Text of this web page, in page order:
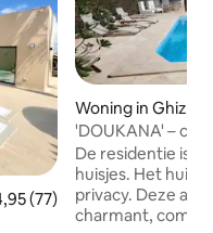
beoordeling van
(77)
Woning in Ghizen
'DOUKANA' –
huis met
De residentie is
huisjes. Het huis
privacy. Deze
charmant,